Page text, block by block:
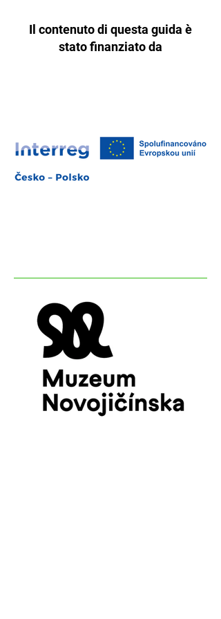
Il contenuto di questa guida è
stato finanziato da